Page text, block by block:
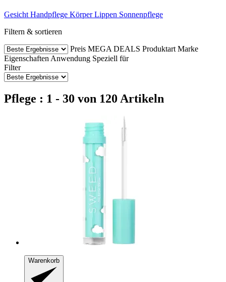
Gesicht Handpflege Körper Lippen Sonnenpflege
Filtern & sortieren
Preis MEGA DEALS Produktart Marke
Eigenschaften Anwendung Speziell für
Filter
Pflege : 1 - 30 von 120 Artikeln
Warenkorb